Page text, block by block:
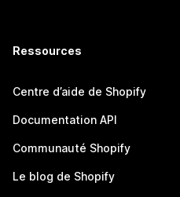
Ressources
Centre d’aide de Shopify
Documentation API
Communauté Shopify
Le blog de Shopify